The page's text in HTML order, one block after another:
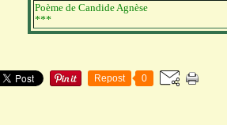
Poème de Candide Agnèse
***
Repost 0